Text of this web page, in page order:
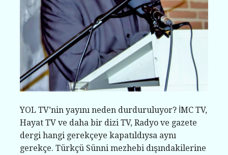
YOL TV’nin yayını neden durduruluyor? İMC TV,
Hayat TV ve daha bir dizi TV, Radyo ve gazete
dergi hangi gerekçeye kapatıldıysa aynı
gerekçe. Türkçü Sünni mezhebi dışındakilerine